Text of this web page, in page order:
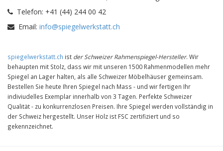
Telefon: +41 (44) 244 00 42
Email: info@spiegelwerkstatt.ch
spiegelwerkstatt.ch ist der Schweizer Rahmenspiegel-Hersteller. Wir
behaupten mit Stolz, dass wir mit unseren 1500 Rahmenmodellen mehr
Spiegel an Lager halten, als alle Schweizer Möbelhäuser gemeinsam.
Bestellen Sie heute Ihren Spiegel nach Mass - und wir fertigen Ihr
indiviudelles Exemplar innerhalb von 3 Tagen. Perfekte Schweizer
Qualität - zu konkurrenzlosen Preisen. Ihre Spiegel werden vollständig in
der Schweiz hergestellt. Unser Holz ist FSC zertifiziert und so
gekennzeichnet.